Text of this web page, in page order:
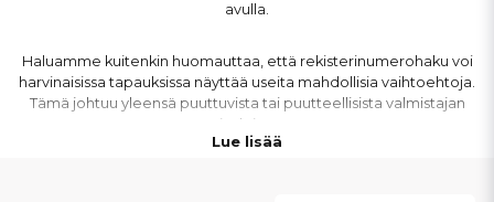
avulla.
Haluamme kuitenkin huomauttaa, että rekisterinumerohaku voi
harvinaisissa tapauksissa näyttää useita mahdollisia vaihtoehtoja.
Tämä johtuu yleensä puuttuvista tai puutteellisista valmistajan
tiedoista.
Lue lisää